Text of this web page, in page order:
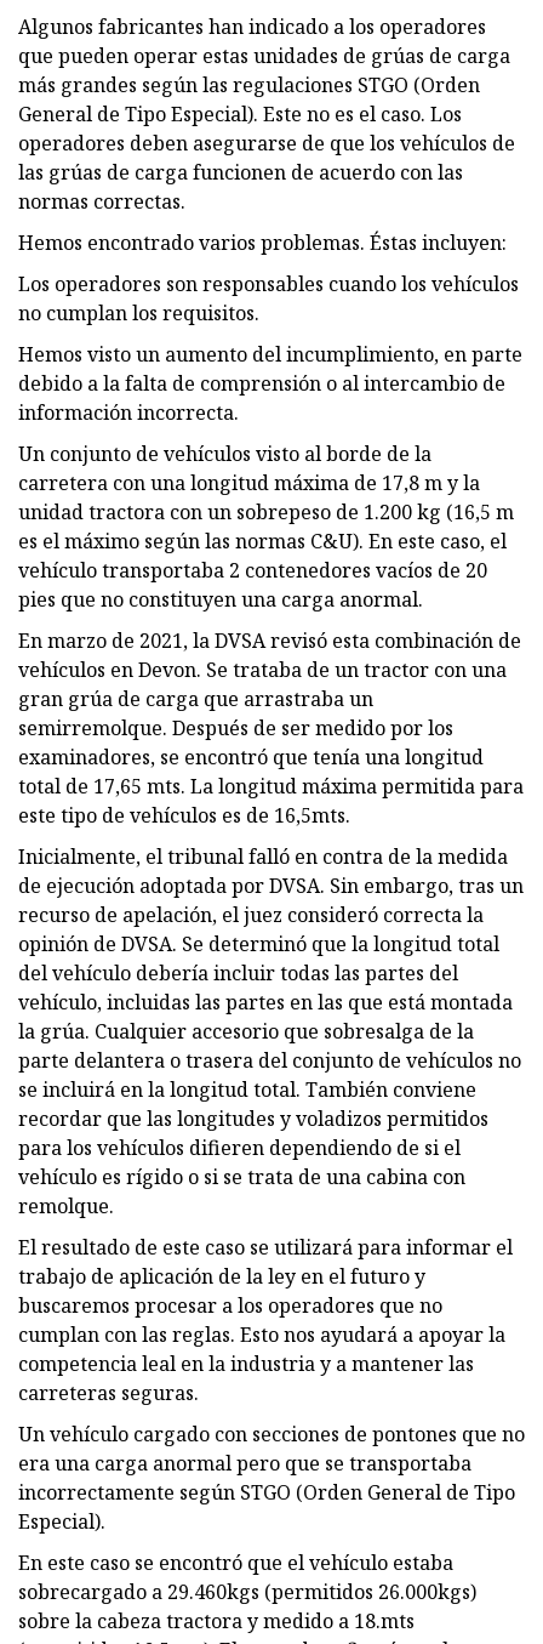
Algunos fabricantes han indicado a los operadores
que pueden operar estas unidades de grúas de carga
más grandes según las regulaciones STGO (Orden
General de Tipo Especial). Este no es el caso. Los
operadores deben asegurarse de que los vehículos de
las grúas de carga funcionen de acuerdo con las
normas correctas.
Hemos encontrado varios problemas. Éstas incluyen:
Los operadores son responsables cuando los vehículos
no cumplan los requisitos.
Hemos visto un aumento del incumplimiento, en parte
debido a la falta de comprensión o al intercambio de
información incorrecta.
Un conjunto de vehículos visto al borde de la
carretera con una longitud máxima de 17,8 m y la
unidad tractora con un sobrepeso de 1.200 kg (16,5 m
es el máximo según las normas C&U). En este caso, el
vehículo transportaba 2 contenedores vacíos de 20
pies que no constituyen una carga anormal.
En marzo de 2021, la DVSA revisó esta combinación de
vehículos en Devon. Se trataba de un tractor con una
gran grúa de carga que arrastraba un
semirremolque. Después de ser medido por los
examinadores, se encontró que tenía una longitud
total de 17,65 mts. La longitud máxima permitida para
este tipo de vehículos es de 16,5mts.
Inicialmente, el tribunal falló en contra de la medida
de ejecución adoptada por DVSA. Sin embargo, tras un
recurso de apelación, el juez consideró correcta la
opinión de DVSA. Se determinó que la longitud total
del vehículo debería incluir todas las partes del
vehículo, incluidas las partes en las que está montada
la grúa. Cualquier accesorio que sobresalga de la
parte delantera o trasera del conjunto de vehículos no
se incluirá en la longitud total. También conviene
recordar que las longitudes y voladizos permitidos
para los vehículos difieren dependiendo de si el
vehículo es rígido o si se trata de una cabina con
remolque.
El resultado de este caso se utilizará para informar el
trabajo de aplicación de la ley en el futuro y
buscaremos procesar a los operadores que no
cumplan con las reglas. Esto nos ayudará a apoyar la
competencia leal en la industria y a mantener las
carreteras seguras.
Un vehículo cargado con secciones de pontones que no
era una carga anormal pero que se transportaba
incorrectamente según STGO (Orden General de Tipo
Especial).
En este caso se encontró que el vehículo estaba
sobrecargado a 29.460kgs (permitidos 26.000kgs)
sobre la cabeza tractora y medido a 18.mts